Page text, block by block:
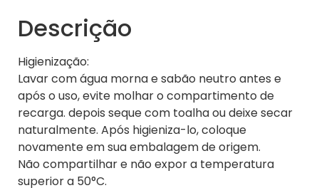
Descrição
Higienização:
Lavar com água morna e sabão neutro antes e
após o uso, evite molhar o compartimento de
recarga. depois seque com toalha ou deixe secar
naturalmente. Após higieniza-lo, coloque
novamente em sua embalagem de origem.
Não compartilhar e não expor a temperatura
superior a 50°C.